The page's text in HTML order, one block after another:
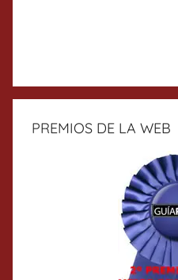
PREMIOS DE LA WEB